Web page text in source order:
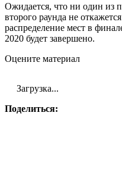
Ожидается, что ни один из
второго раунда не
распределение мест в
2020 будет завершено.
Оцените материал
Загрузка...
Поделиться: